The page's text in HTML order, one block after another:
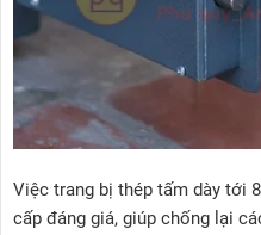
Việc trang bị thép tấm dày tới
cấp đáng giá, giúp chống lại